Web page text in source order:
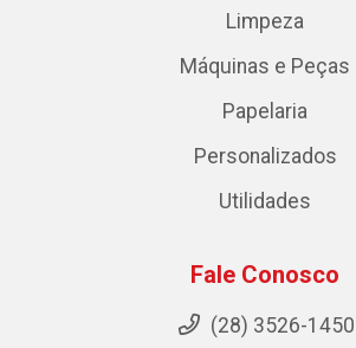
Limpeza
Máquinas e Peças
Papelaria
Personalizados
Utilidades
Fale Conosco
(28) 3526-1450